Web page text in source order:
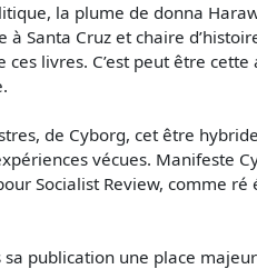
la plume de donna
Santa Cruz et chaire
livres. C’est peut être cette
de Cyborg, cet être
vécues. Manifeste
Socialist Review, comme
publication une place